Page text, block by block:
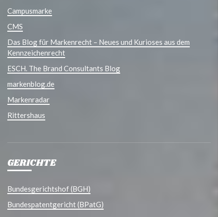
Campusmarke
CMS
Das Blog für Markenrecht – Neues und Kurioses aus dem
Kennzeichenrecht
ESCH. The Brand Consultants Blog
markenblog.de
Markenradar
Rittershaus
GERICHTE
Bundesgerichtshof (BGH)
Bundespatentgericht (BPatG)